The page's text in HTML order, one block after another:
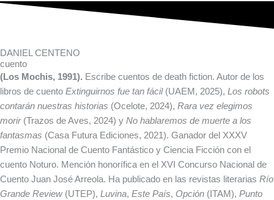
DANIEL CENTENO
cuento
(Los Mochis, 1991). Escribe cuentos de death fiction. Autor de los
libros de cuento Extinguirnos fue tan fácil(UAEM, 2025), Los robots
contarán nuestras historias (Ocelote, 2024), Rara vez elegimos
morir(Trazos de Aves, 2024) y No hablaremos de muerte a los
fantasmas (Casa Futura Ediciones, 2021). Ganador del XXXV
Premio Nacional de Cuento Fantástico y Ciencia Ficción con el
cuento Noturo. Mención honorífica en el XVI Concurso Nacional de
Cuento Juan José Arreola. Ha publicado en las revistas literarias Río
Grande Review(UTEP), Luvina, Este País, Opción (ITAM), Punto